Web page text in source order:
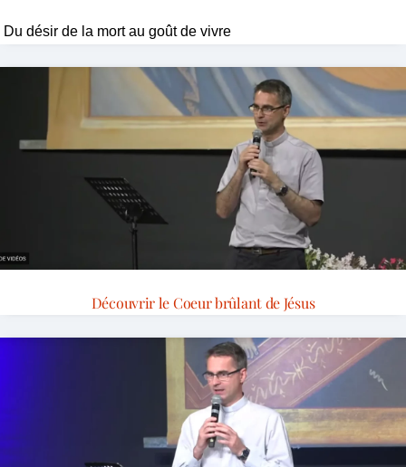
Du désir de la mort au goût de vivre
Découvrir le Coeur brûlant de Jésus